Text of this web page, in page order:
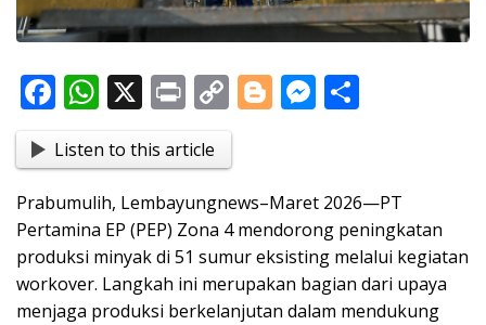
F
e
b
o
o
k
W
at
s
A
p
p
X Pr
t
C
o
p
y
Li
n
k
Bl
g
er
M
e
n
g
er
e
Listen to this article
Prabumulih, Lembayungnews–Maret 2026—PT
Pertamina EP (PEP) Zona 4 mendorong peningkatan
produksi minyak di 51 sumur eksisting melalui kegiatan
workover. Langkah ini merupakan bagian dari upaya
menjaga produksi berkelanjutan dalam mendukung